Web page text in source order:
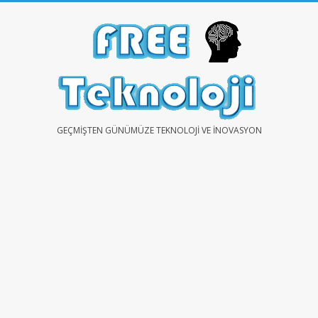
FREEGEÇMIŞTEN GÜNÜMÜZE TEKNOLOJI VE İNOVASYON